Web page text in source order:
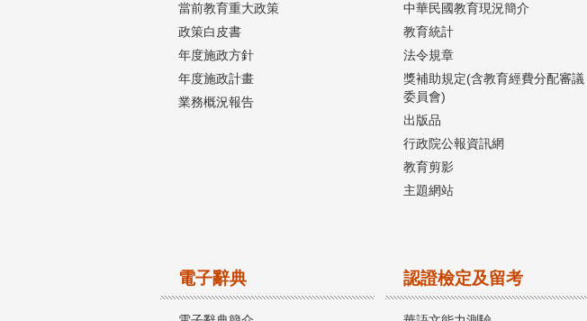
當前教育重大政策
政策白皮書
年度施政方針
年度施政計畫
業務概況報告
中華民國教育現況簡介
教育統計
法令規章
獎補助規定(含教育經費分配審議
委員會)
出版品
行政院公報資訊網
教育剪影
主題網站
電子辭典 認證檢定及留考